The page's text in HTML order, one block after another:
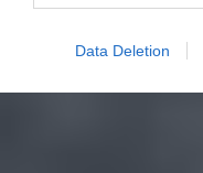
Data Deletion